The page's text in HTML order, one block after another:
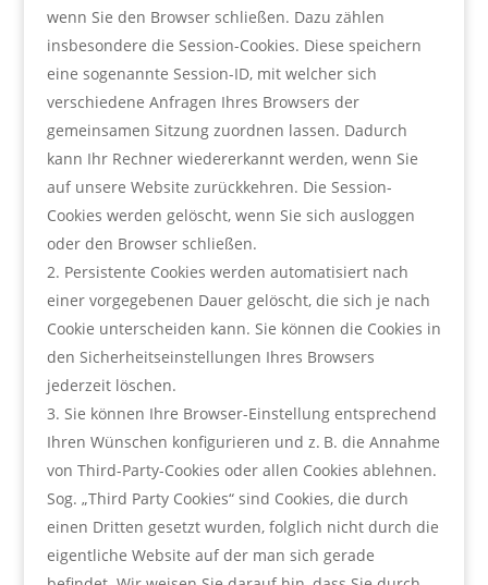
wenn Sie den Browser schließen. Dazu zählen
insbesondere die Session-Cookies. Diese speichern
eine sogenannte Session-ID, mit welcher sich
verschiedene Anfragen Ihres Browsers der
gemeinsamen Sitzung zuordnen lassen. Dadurch
kann Ihr Rechner wiedererkannt werden, wenn Sie
auf unsere Website zurückkehren. Die Session-
Cookies werden gelöscht, wenn Sie sich ausloggen
oder den Browser schließen.
Persistente Cookies werden automatisiert nach
einer vorgegebenen Dauer gelöscht, die sich je nach
Cookie unterscheiden kann. Sie können die Cookies in
den Sicherheitseinstellungen Ihres Browsers
jederzeit löschen.
Sie können Ihre Browser-Einstellung entsprechend
Ihren Wünschen konfigurieren und z. B. die Annahme
von Third-Party-Cookies oder allen Cookies ablehnen.
Sog. „Third Party Cookies“ sind Cookies, die durch
einen Dritten gesetzt wurden, folglich nicht durch die
eigentliche Website auf der man sich gerade